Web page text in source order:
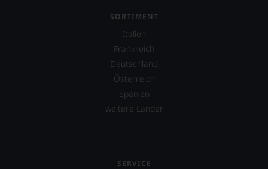
SORTIMENT
Italien
Frankreich
Deutschland
Österreich
Spanien
weitere Länder
SERVICE